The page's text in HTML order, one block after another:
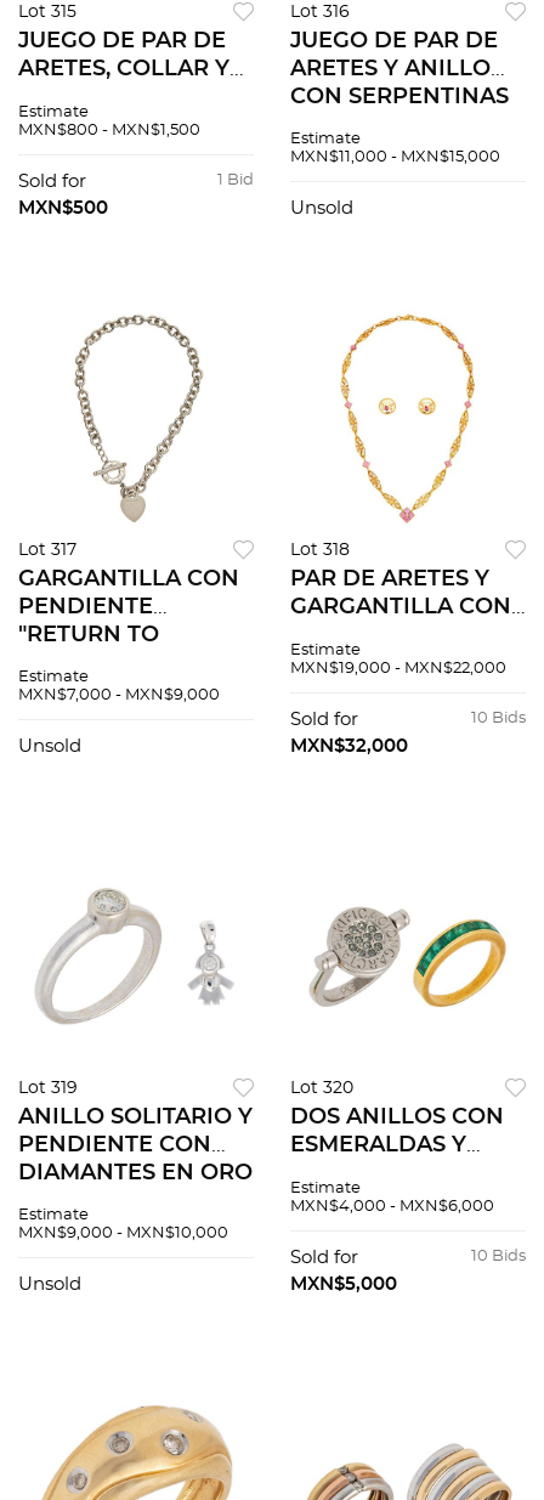
Lot 315
JUEGO DE PAR DE
ARETES, COLLAR Y
SIMULANTES EN
COLLARES CON
SIMULANTES EN
Estimate
MXN$800 - MXN$1,500
1 Bid
Sold for
MXN$500
Lot 316
JUEGO DE PAR DE
ARETES Y ANILLO
CON SERPENTINAS
AMARILLO DE 10K
raqueta. Tamaño: 2.5
Estimate
MXN$11,000 - MXN$15,000
Unsold
Lot 317
GARGANTILLA CON
PENDIENTE
"RETURN TO
.925 DE LA FIRMA
Broche de aro.
Estimate
MXN$7,000 - MXN$9,000
Unsold
Lot 318
PAR DE ARETES Y
GARGANTILLA CON
SIMULANTES EN
18K Y METAL
DORADO Aretes de
Estimate
MXN$19,000 - MXN$22,000
10 Bids
Sold for
MXN$32,000
Lot 319
ANILLO SOLITARIO Y
PENDIENTE CON
DIAMANTES EN ORO
Anillo (Bizarro) de
corte brillant...
Estimate
MXN$9,000 - MXN$10,000
Unsold
Lot 320
DOS ANILLOS CON
ESMERALDAS Y
AMARILLO DE 18K Y
Anillo (GRASSY) de
talla: 6 1/4 Peso: 3.5...
Estimate
MXN$4,000 - MXN$6,000
10 Bids
Sold for
MXN$5,000